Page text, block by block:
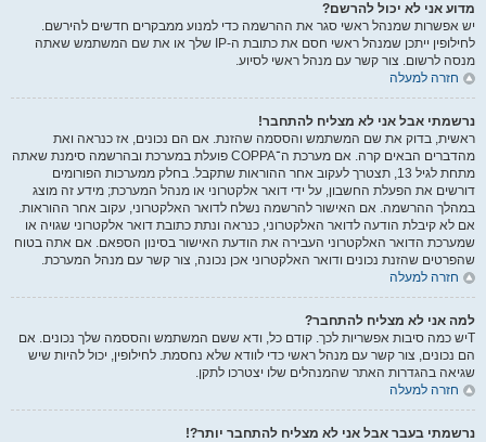
מדוע אני לא יכול להרשם?
יש אפשרות שמנהל ראשי סגר את ההרשמה כדי למנוע ממבקרים חדשים להירשם.
לחילופין ייתכן שמנהל ראשי חסם את כתובת ה-IP שלך או את שם המשתמש שאתה
מנסה לרשום. צור קשר עם מנהל ראשי לסיוע.
חזרה למעלה
נרשמתי אבל אני לא מצליח להתחבר!
ראשית, בדוק את שם המשתמש והססמה שהזנת. אם הם נכונים, אז כנראה ואת
מהדברים הבאים קרה. אם מערכת ה־COPPA פועלת במערכת ובהרשמה סימנת שאתה
מתחת לגיל 13, תצטרך לעקוב אחר ההוראות שתקבל. בחלק ממערכות הפורומים
דורשים את הפעלת החשבון, על ידי דואר אלקטרוני או מנהל המערכת; מידע זה מוצג
במהלך ההרשמה. אם האישור להרשמה נשלח לדואר האלקטרוני, עקוב אחר ההוראות.
אם לא קיבלת הודעה לדואר האלקטרוני, כנראה ונתת כתובת דואר אלקטרוני שגויה או
שמערכת הדואר האלקטרוני העבירה את הודעת האישור בסינון הספאם. אם אתה בטוח
שהפרטים שהזנת נכונים ודואר האלקטרוני אכן נכונה, צור קשר עם מנהל המערכת.
חזרה למעלה
למה אני לא מצליח להתחבר?
Tיש כמה סיבות אפשריות לכך. קודם כל, ודא ששם המשתמש והססמה שלך נכונים. אם
הם נכונים, צור קשר עם מנהל ראשי כדי לוודא שלא נחסמת. לחילופין, יכול להיות שיש
שגיאה בהגדרות האתר שהמנהלים שלו יצטרכו לתקן.
חזרה למעלה
נרשמתי בעבר אבל אני לא מצליח להתחבר יותר?!